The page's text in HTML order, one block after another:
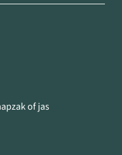
of jas